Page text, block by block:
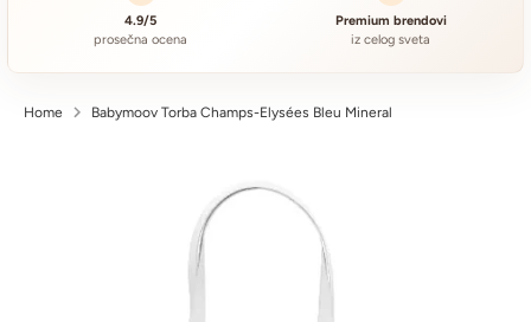
4.9/5
prosečna ocena
Premium brendovi
iz celog sveta
Home Babymoov Torba Champs-Elysées Bleu Mineral